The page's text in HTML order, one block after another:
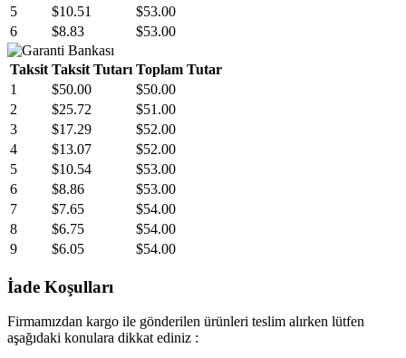
5
$10.51
$53.00
6
$8.83 $53.00
Taksit Taksit Tutarı Toplam Tutar
1
$50.00
$50.00
2
$25.72
$51.00
3
$17.29
$52.00
4
$13.07
$52.00
5
$10.54
$53.00
6
$8.86
$53.00
7
$7.65
$54.00
8
$6.75
$54.00
9
$6.05 $54.00
İade Koşulları
Firmamızdan kargo ile gönderilen ürünleri teslim alırken lütfen
aşağıdaki konulara dikkat ediniz :